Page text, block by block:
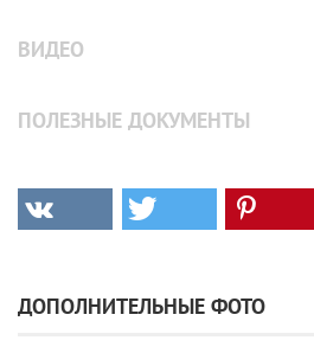
ВИДЕО
ПОЛЕЗНЫЕ ДОКУМЕНТЫ
ДОПОЛНИТЕЛЬНЫЕ ФОТО